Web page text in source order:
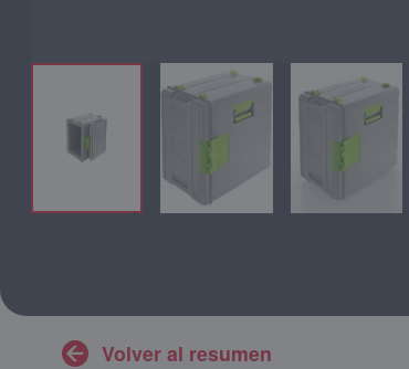
Volver al resumen